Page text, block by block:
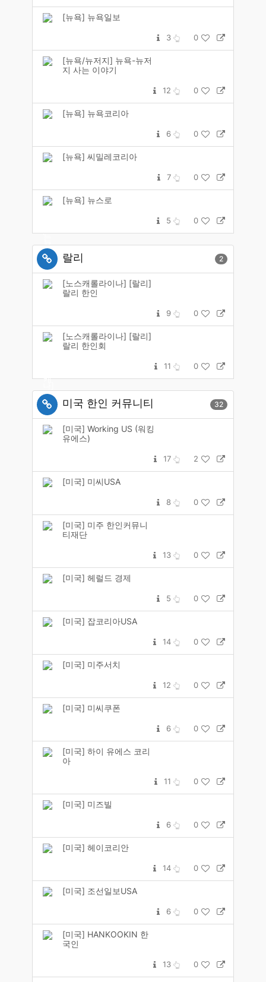
[뉴욕] 뉴욕일보
3 0
[뉴욕/뉴저지] 뉴욕-뉴저
지 사는 이야기
12 0
[뉴욕] 뉴욕코리아
6 0
[뉴욕] 씨밀레코리아
7 0
[뉴욕] 뉴스로
5 0
랄리 2
[노스캐롤라이나] [랄리]
랄리 한인
9 0
[노스캐롤라이나] [랄리]
랄리 한인회
11 0
미국 한인 커뮤니티 32
[미국] Working US (워킹
유에스)
17 2
[미국] 미씨USA
8 0
[미국] 미주 한인커뮤니
티재단
13 0
[미국] 헤럴드 경제
5 0
[미국] 잡코리아USA
14 0
[미국] 미주서치
12 0
[미국] 미씨쿠폰
6 0
[미국] 하이 유에스 코리
아
11 0
[미국] 미즈빌
6 0
[미국] 헤이코리안
14 0
[미국] 조선일보USA
6 0
[미국] HANKOOKIN 한
국인
13 0